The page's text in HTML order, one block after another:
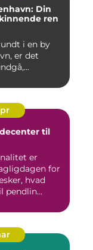
Din
ren
i en by
er det
til
er
for
hvad
pendlin...